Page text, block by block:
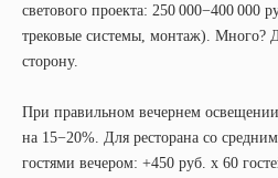
светового проекта: 250 000−400 000
трековые системы, монтаж). Много?
сторону.
При правильном вечернем освещении
на 15−20%. Для ресторана со
гостями вечером: +450 руб. x 60